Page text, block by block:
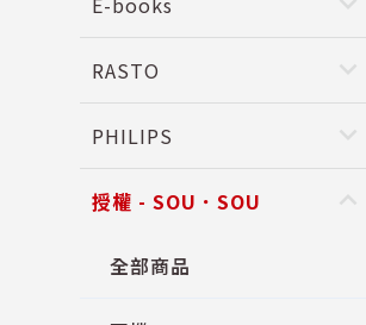
RASTO keyboard_arrow_down
PHILIPS keyboard_arrow_down
授權 - SOU．SOU keyboard_arrow_up
全部商品